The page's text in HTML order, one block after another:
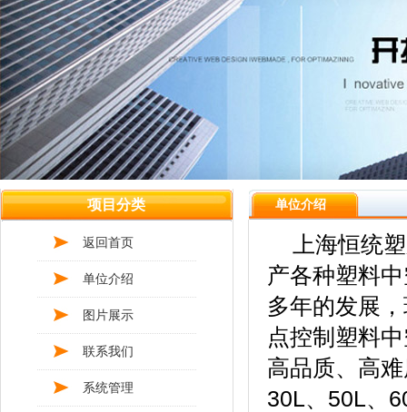
项目分类
返回首页
单位介绍
图片展示
联系我们
系统管理
单位介绍
上海恒统塑
产各种塑料
多年的发展
点控制塑料
高品质、高
30L、50L、